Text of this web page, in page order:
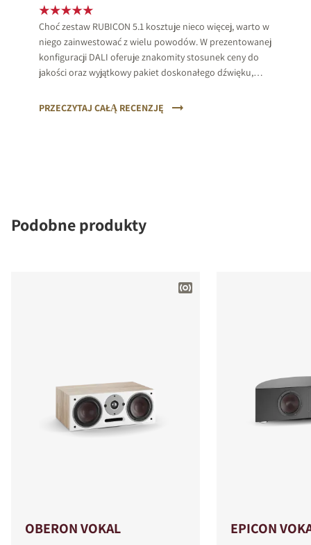
Choć zestaw RUBICON 5.1 kosztuje nieco więcej, warto w
niego zainwestować z wielu powodów. W prezentowanej
konfiguracji DALI oferuje znakomity stosunek ceny do
jakości oraz wyjątkowy pakiet doskonałego dźwięku,
PRZECZYTAJ CAŁĄ RECENZJĘ
Podobne produkty
OBERON VOKAL EPICON